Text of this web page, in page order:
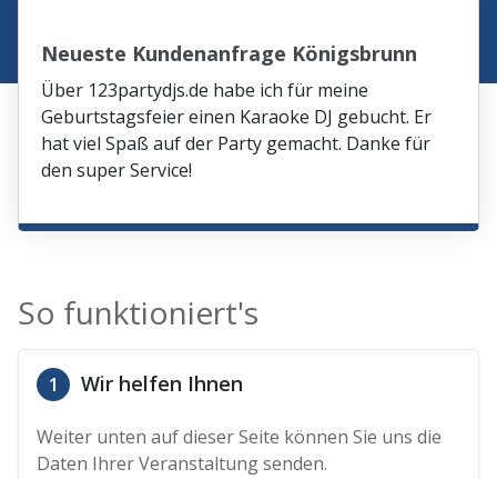
Neueste Kundenanfrage Königsbrunn
Über 123partydjs.de habe ich für meine
Geburtstagsfeier einen Karaoke DJ gebucht. Er
hat viel Spaß auf der Party gemacht. Danke für
den super Service!
So funktioniert's
1 Wir helfen Ihnen
Weiter unten auf dieser Seite können Sie uns die
Daten Ihrer Veranstaltung senden.